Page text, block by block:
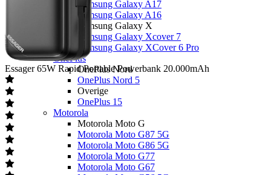
Samsung Galaxy A17
Samsung Galaxy A16
Samsung Galaxy X
Samsung Galaxy Xcover 7
Samsung Galaxy XCover 6 Pro
OnePlus
OnePlus Nord
OnePlus Nord 5
Overige
OnePlus 15
Motorola
Motorola Moto G
Motorola Moto G87 5G
Motorola Moto G86 5G
Motorola Moto G77
Motorola Moto G67
Essager 65W Rapid Portable Powerbank 20.000mAh